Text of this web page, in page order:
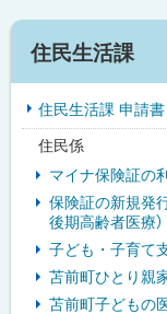
イ
ド
住民生活課
住民生活課 申請
住民係
マイナ保険証の
保険証の新規発
後期高齢者医療）
子ども・子育て
苫前町ひとり親
苫前町子どもの